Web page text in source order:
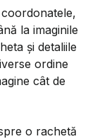
la imaginile
și detaliile
ordine
cât de
o rachetă